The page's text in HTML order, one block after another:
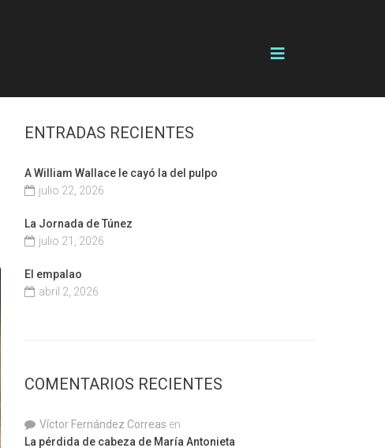
ENTRADAS RECIENTES
A William Wallace le cayó la del pulpo
julio 22, 2026
La Jornada de Túnez
julio 21, 2026
El empalao
abril 2, 2026
COMENTARIOS RECIENTES
Víctor Fernández Correas en
La pérdida de cabeza de María Antonieta